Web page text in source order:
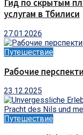
Гид по скрытым
услугам в Тбилиси
27.01.2026
Путешествие
Рабочие
23.12.2025
Путешествие